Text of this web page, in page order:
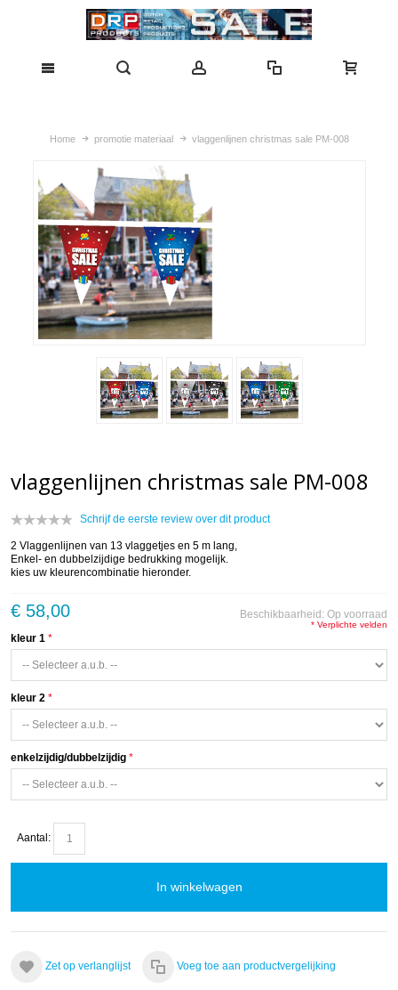
Home promotie materiaal vlaggenlijnen christmas sale PM-008
vlaggenlijnen christmas sale PM-008
Schrijf de eerste review over dit product
2 Vlaggenlijnen van 13 vlaggetjes en 5 m lang,
Enkel- en dubbelzijdige bedrukking mogelijk.
kies uw kleurencombinatie hieronder.
Beschikbaarheid: Op voorraad
€ 58,00
kleur 1
kleur 2
enkelzijdig/dubbelzijdig
* Verplichte velden
Aantal:
In winkelwagen
Zet op verlanglijst Voeg toe aan productvergelijking